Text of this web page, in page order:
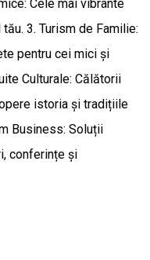
Cele mai vibrante
3. Turism de Familie:
pentru cei mici și
Culturale: Călătorii
istoria și tradițiile
Business: Soluții
conferințe și